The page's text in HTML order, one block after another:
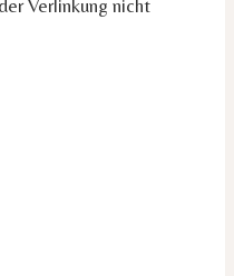
Verlinkung nicht